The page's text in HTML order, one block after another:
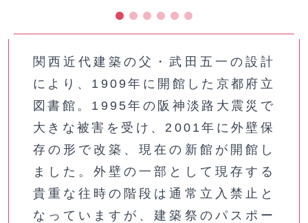
関西近代建築の父・武田五一の設計
により、1909年に開館した京都府立
図書館。1995年の阪神淡路大震災で
大きな被害を受け、2001年に外壁保
存の形で改築、現在の新館が開館し
ました。外壁の一部として現存する
貴重な往時の階段は通常立入禁止と
なっていますが、建築祭のパスポー